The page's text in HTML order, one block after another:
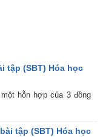
tập (SBT) Hóa học
hỗn hợp của 3 đồng
tập (SBT) Hóa học